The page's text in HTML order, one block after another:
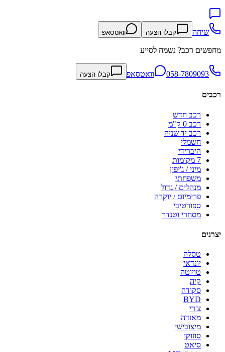
שיחה קבלו הצעה וואטסאפ
מחפשים רכב? נשמח לסייע
058-7809093 וואטסאפ קבלו הצעה
רכבים
רכב חדש
רכב 0 ק"מ
רכב יד שניה
חשמלי
היברידי
7 מקומות
מיני / ג'יפון
משפחתי
מנהלים / גדול
פרימיום / יוקרה
ספורטיבי
מסחרי וטנדר
יצרנים
טסלה
יונדאי
טויוטה
קיה
סקודה
BYD
צ'רי
מאזדה
מיצובישי
סוזוקי
סיאט